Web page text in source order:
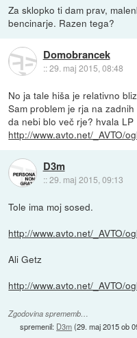
Za sklopko ti dam prav,
bencinarje. Razen tega?
Domobrancek
::29. maj 2015, 08:48
No ja tale hiša je relativno
Sam problem je rja na
da nebi blo več rje? hvala LP
http://www.avto.net/_AVTO/
D3m
::29. maj 2015, 09:13
Tole ima moj sosed.
http://www.avto.net/_AVTO/
Ali Getz
http://www.avto.net/_AVTO/
Zgodovina sprememb…
spremenil: D3m(29. maj 2015 ob